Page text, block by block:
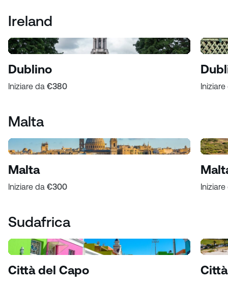
Ireland
Dublino
Iniziare da €380
Malta
Malta
Iniziare da €300
Sudafrica
Città del Capo